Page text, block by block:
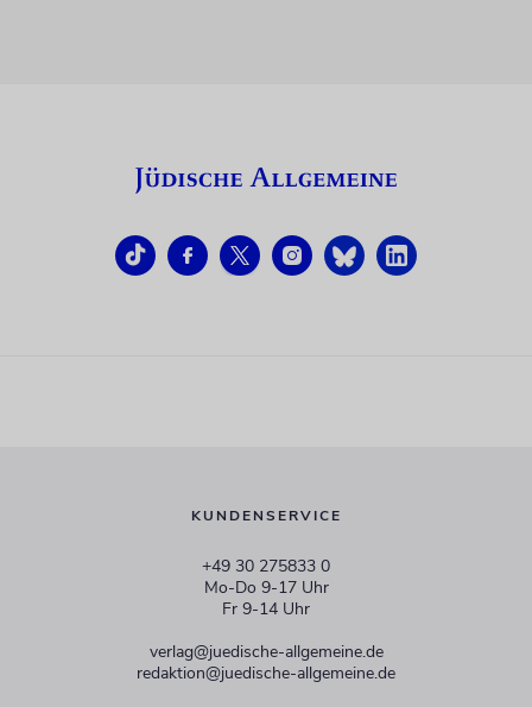
KUNDENSERVICE
+49 30 275833 0
Mo-Do 9-17 Uhr
Fr 9-14 Uhr
verlag@juedische-allgemeine.de
redaktion@juedische-allgemeine.de